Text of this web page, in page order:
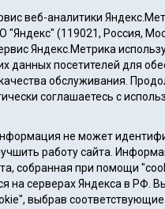
веб-аналитики
(119021, Россия,
Яндекс.Метрика
данных посетителей для
обслуживания.
соглашаетесь с
не может
работу сайта.
собранная при помощи
на серверах Яндекса в РФ.
выбрав